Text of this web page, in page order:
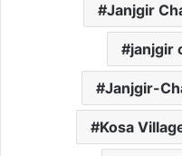
Janjgir
janjgir
Janjgir-
Kosa